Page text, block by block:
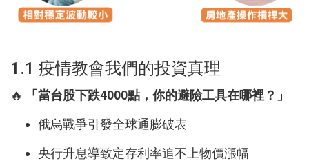
1.1 疫情教會我們的投資真理
🔥
「當台股下跌4000點，你的避險工具在哪裡？」
俄烏戰爭引發全球通膨破表
央行升息導致定存利率追不上物價漲幅